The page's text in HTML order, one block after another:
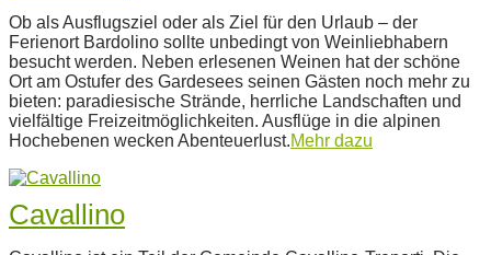
07-
28
Ob als Ausflugsziel oder als Ziel für den Urlaub – der
Ferienort Bardolino sollte unbedingt von Weinliebhabern
besucht werden. Neben erlesenen Weinen hat der schöne
Ort am Ostufer des Gardesees seinen Gästen noch mehr zu
bieten: paradiesische Strände, herrliche Landschaften und
vielfältige Freizeitmöglichkeiten. Ausflüge in die alpinen
Hochebenen wecken Abenteuerlust.Mehr dazu
Cavallino